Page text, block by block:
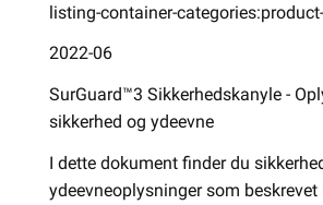
listing-container-
2022-06
SurGuard™3 Sikkerhedskanyle -
sikkerhed og ydeevne
I dette dokument finder du
ydeevneoplysninger som beskrevet